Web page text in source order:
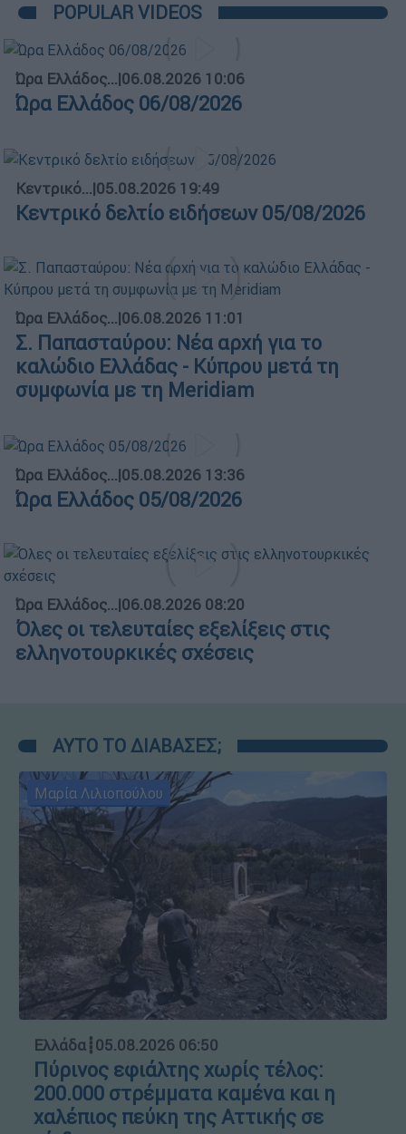
POPULAR VIDEOS
Ώρα Ελλάδος...|06.08.2026 10:06
Ώρα Ελλάδος 06/08/2026
Κεντρικό...|05.08.2026 19:49
Κεντρικό δελτίο ειδήσεων 05/08/2026
Ώρα Ελλάδος...|06.08.2026 11:01
Σ. Παπασταύρου: Νέα αρχή για το
καλώδιο Ελλάδας - Κύπρου μετά τη
συμφωνία με τη Meridiam
Ώρα Ελλάδος...|05.08.2026 13:36
Ώρα Ελλάδος 05/08/2026
Ώρα Ελλάδος...|06.08.2026 08:20
Όλες οι τελευταίες εξελίξεις στις
ελληνοτουρκικές σχέσεις
ΑΥΤΟ ΤΟ ΔΙΑΒΑΣΕΣ;
Μαρία Λιλιοπούλου
Ελλάδα┋05.08.2026 06:50
Πύρινος εφιάλτης χωρίς τέλος:
200.000 στρέμματα καμένα και η
χαλέπιος πεύκη της Αττικής σε